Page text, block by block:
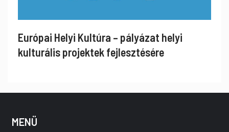
Európai Helyi Kultúra – pályázat helyi
kulturális projektek fejlesztésére
MENÜ